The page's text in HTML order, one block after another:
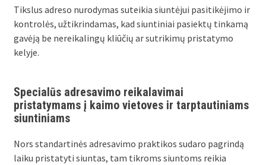
Tikslus adreso nurodymas suteikia siuntėjui pasitikėjimo ir
kontrolės, užtikrindamas, kad siuntiniai pasiektų tinkamą
gavėją be nereikalingų kliūčių ar sutrikimų pristatymo
kelyje.
Specialūs adresavimo reikalavimai
pristatymams į kaimo vietoves ir tarptautiniams
siuntiniams
Nors standartinės adresavimo praktikos sudaro pagrindą
laiku pristatyti siuntas, tam tikroms siuntoms reikia